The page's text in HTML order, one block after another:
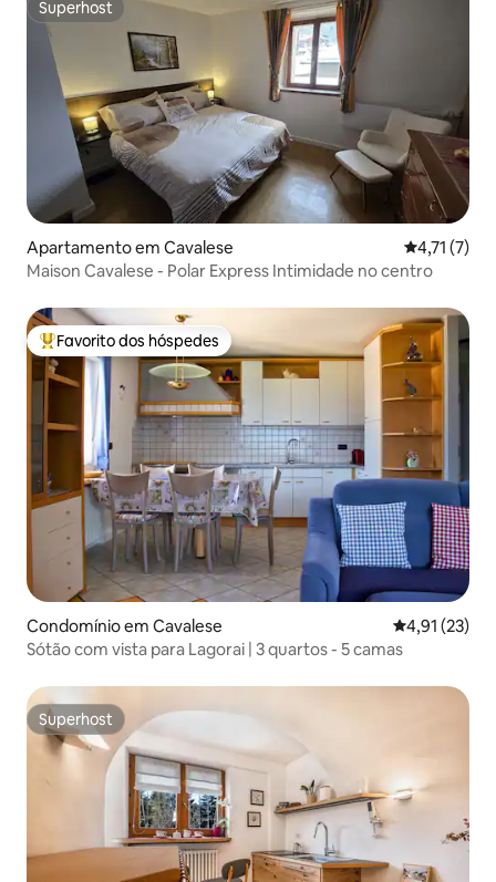
Superhost
Superhost
Apartamento em Cavalese
4,71 (7)
Maison Cavalese - Polar Express Intimidade no centro
Favoritos dos hóspedes mais apreciados
Favorito dos hóspedes
Condomínio em Cavalese Classificação
4,91 (23)
Sótão com vista para Lagorai | 3 quartos - 5 camas
Superhost
Superhost